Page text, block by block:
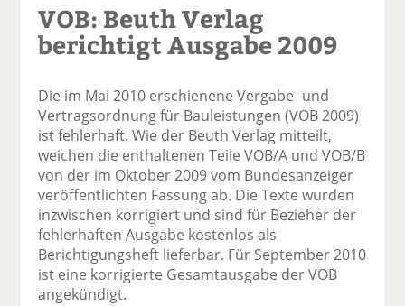
VOB: Beuth Verlag
berichtigt Ausgabe 2009
Die im Mai 2010 erschienene Vergabe- und
Vertragsordnung für Bauleistungen (VOB 2009)
ist fehlerhaft. Wie der Beuth Verlag mitteilt,
weichen die enthaltenen Teile VOB/A und VOB/B
von der im Oktober 2009 vom Bundesanzeiger
veröffentlichten Fassung ab. Die Texte wurden
inzwischen korrigiert und sind für Bezieher der
fehlerhaften Ausgabe kostenlos als
Berichtigungsheft lieferbar. Für September 2010
ist eine korrigierte Gesamtausgabe der VOB
angekündigt.